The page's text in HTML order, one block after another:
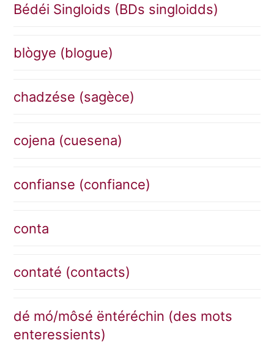
Bédéi Singloids (BDs singloidds)
blògye (blogue)
chadzése (sagèce)
cojena (cuesena)
confianse (confiance)
conta
contaté (contacts)
dé mó/môsé ëntéréchin (des mots
enteressients)